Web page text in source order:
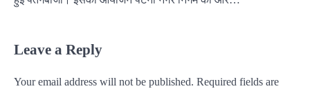
Leave a Reply
Your email address will not be published. Required fields are